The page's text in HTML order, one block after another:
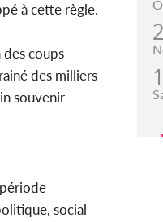
à cette règle.
des coups
des milliers
souvenir
social